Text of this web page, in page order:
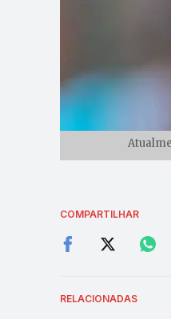
COMPARTILHAR
RELACIONADAS